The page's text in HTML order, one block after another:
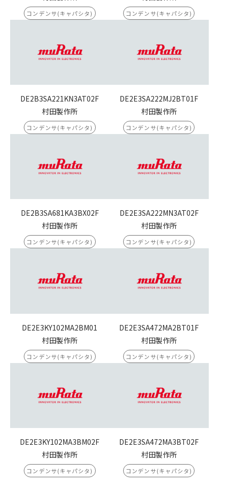
コンデンサ(キャパシタ) コンデンサ(キャパシタ)
DE2B3SA221KN3AT02F
村田製作所
コンデンサ(キャパシタ)
DE2E3SA222MJ2BT01F
村田製作所
コンデンサ(キャパシタ)
DE2B3SA681KA3BX02F
村田製作所
コンデンサ(キャパシタ)
DE2E3SA222MN3AT02F
村田製作所
コンデンサ(キャパシタ)
DE2E3KY102MA2BM01
村田製作所
コンデンサ(キャパシタ)
DE2E3SA472MA2BT01F
村田製作所
コンデンサ(キャパシタ)
DE2E3KY102MA3BM02F
村田製作所
コンデンサ(キャパシタ)
DE2E3SA472MA3BT02F
村田製作所
コンデンサ(キャパシタ)